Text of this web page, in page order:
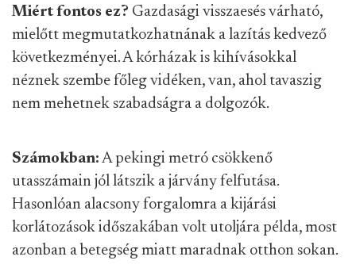
Miért fontos ez? Gazdasági visszaesés várható,
mielőtt megmutatkozhatnának a lazítás kedvező
következményei. A kórházak is kihívásokkal
néznek szembe főleg vidéken, van, ahol tavaszig
nem mehetnek szabadságra a dolgozók.
Számokban: A pekingi metró csökkenő
utasszámain jól látszik a járvány felfutása.
Hasonlóan alacsony forgalomra a kijárási
korlátozások időszakában volt utoljára példa, most
azonban a betegség miatt maradnak otthon sokan.